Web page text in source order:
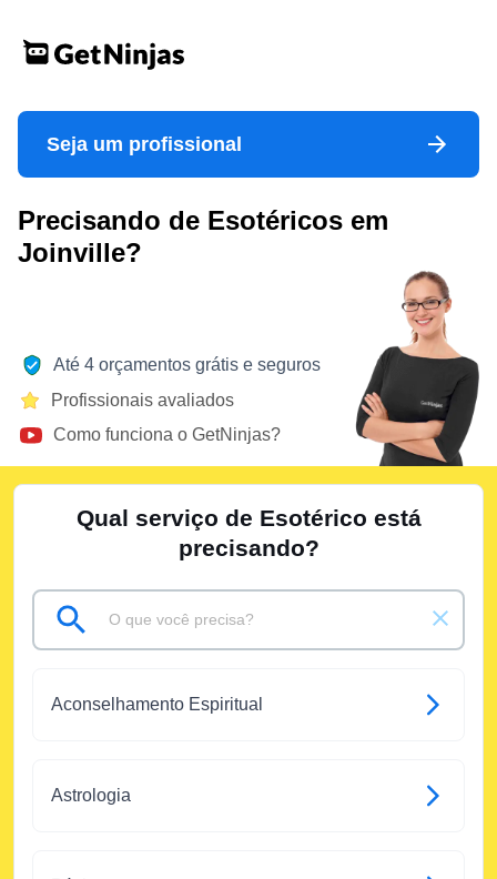
Seja um profissional
Precisando de Esotéricos em
Joinville?
Até 4 orçamentos grátis e seguros
Profissionais avaliados
Como funciona o GetNinjas?
Qual serviço de Esotérico está
precisando?
Aconselhamento Espiritual
Astrologia